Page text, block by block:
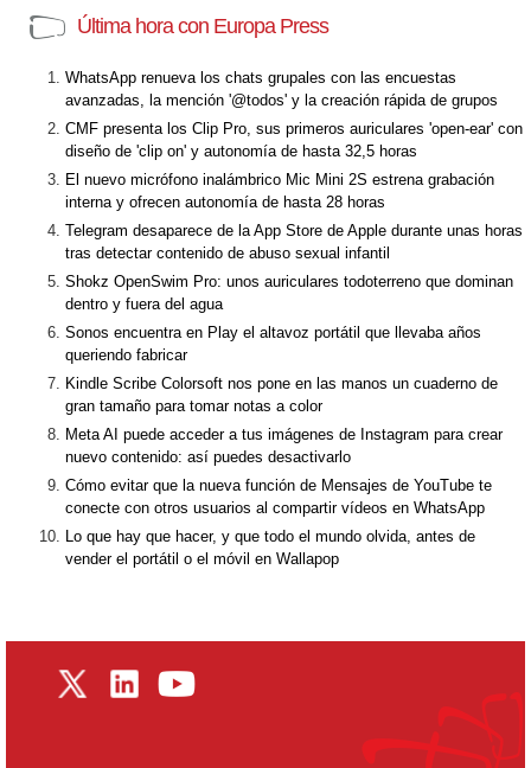
Última hora con Europa Press
WhatsApp renueva los chats grupales con las encuestas
avanzadas, la mención '@todos' y la creación rápida de grupos
CMF presenta los Clip Pro, sus primeros auriculares 'open-ear' con
diseño de 'clip on' y autonomía de hasta 32,5 horas
El nuevo micrófono inalámbrico Mic Mini 2S estrena grabación
interna y ofrecen autonomía de hasta 28 horas
Telegram desaparece de la App Store de Apple durante unas horas
tras detectar contenido de abuso sexual infantil
Shokz OpenSwim Pro: unos auriculares todoterreno que dominan
dentro y fuera del agua
Sonos encuentra en Play el altavoz portátil que llevaba años
queriendo fabricar
Kindle Scribe Colorsoft nos pone en las manos un cuaderno de
gran tamaño para tomar notas a color
Meta AI puede acceder a tus imágenes de Instagram para crear
nuevo contenido: así puedes desactivarlo
Cómo evitar que la nueva función de Mensajes de YouTube te
conecte con otros usuarios al compartir vídeos en WhatsApp
Lo que hay que hacer, y que todo el mundo olvida, antes de
vender el portátil o el móvil en Wallapop